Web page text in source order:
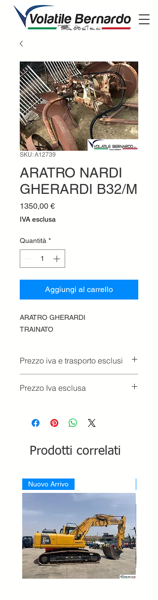
SKU: A12739
ARATRO NARDI
GHERARDI B32/M
1350,00 €Prezzo
IVA esclusa
Quantità *
Aggiungi al carrello
ARATRO GHERARDI
TRAINATO
Prezzo iva e trasporto esclusi
Prezzo Iva esclusa
Prodotti correlati
Nuovo Arrivo